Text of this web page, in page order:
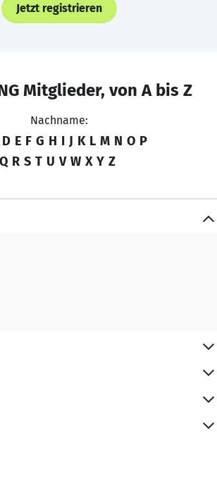
Jetzt registrieren
Mitglieder, von A bis Z
Nachname:
D E F G H I J K L M N O P
Q R S T U V W X Y Z